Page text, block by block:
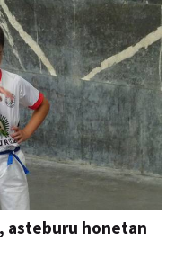
asteburu honetan